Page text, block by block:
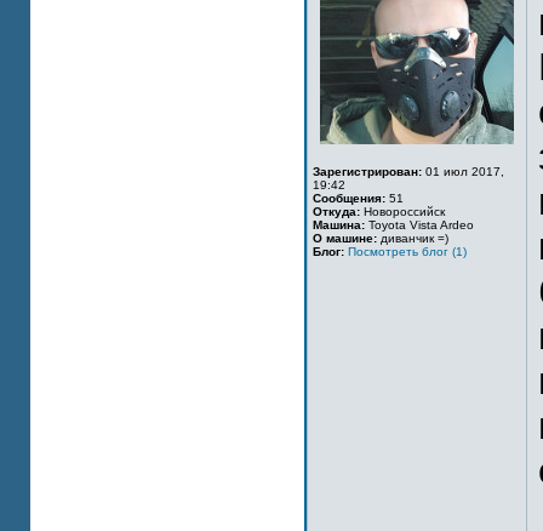
Зарегистрирован: 01 июл 2017,
19:42
Сообщения: 51
Откуда: Новороссийск
Машина: Toyota Vista Ardeo
О машине: диванчик =)
Блог: Посмотреть блог (1)